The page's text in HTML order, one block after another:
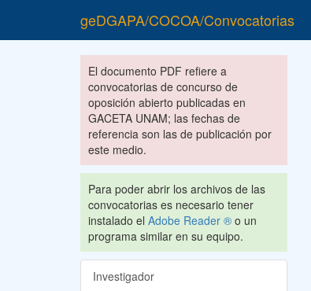
geDGAPA/COCOA/Convocatorias
El documento PDF refiere a
convocatorias de concurso de
oposición abierto publicadas en
GACETA UNAM; las fechas de
referencia son las de publicación por
este medio.
Para poder abrir los archivos de las
convocatorias es necesario tener
instalado el Adobe Reader ® o un
programa similar en su equipo.
Investigador